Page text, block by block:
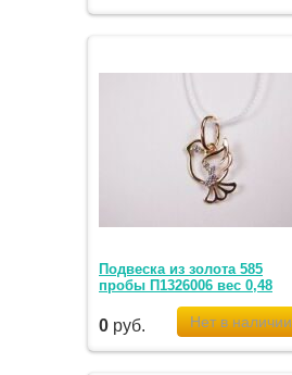
Подвеска из золота 585
пробы П1326006 вес 0,48
0 руб.